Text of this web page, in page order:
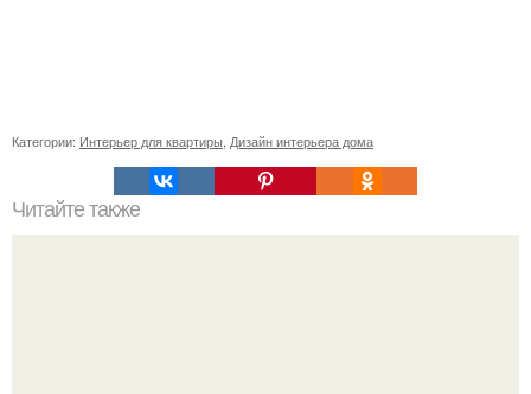
Категории: Интерьер для квартиры, Дизайн интерьера дома
Читайте также